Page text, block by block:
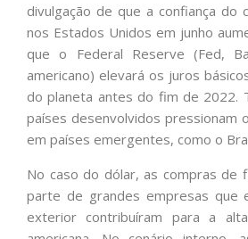
divulgação de que a confiança do
nos Estados Unidos em junho
que o Federal Reserve (Fed,
americano) elevará os juros
do planeta antes do fim de 2022.
países desenvolvidos pressionam
em países emergentes, como o
No caso do dólar, as compras
parte de grandes empresas que
exterior contribuíram para a